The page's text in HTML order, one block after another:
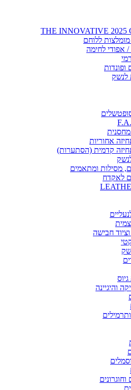
ללוחם
/ אפודי לחימה
ופונדות
לנשק
מחסנית
אחוריות
קדמית (הסתערות)
מסילות ומתאמים
לאקדח
חבישה
והיגיינה